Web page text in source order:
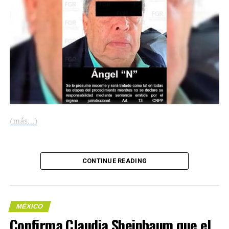
integrantes del Gabinete Legal y miles de personas
reunidas en la Plaza de la Constitución para celebrar
que el 1 de julio de 2018 ganó la elección presidencial —
con el 53 por ciento de los votos de la ciudadanía—, el
presidente López Obrador destacó que la justicia y
tranquilidad social en México son resultado de no
permitir la corrupción y hacer un gobierno austero.
Resultados a 5 años de la Cuarta Transformación
Programas para el Bienestar
Economía nacional
Salud
(más…)
CONTINUE READING
MÉXICO